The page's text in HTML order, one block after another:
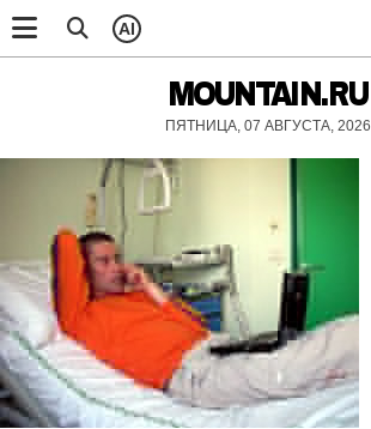
AI
MOUNTAIN.RU
ПЯТНИЦА, 07 АВГУСТА, 2026